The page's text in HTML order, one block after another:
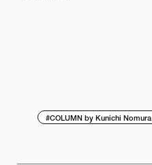
#COLUMN by Kunichi Nomura